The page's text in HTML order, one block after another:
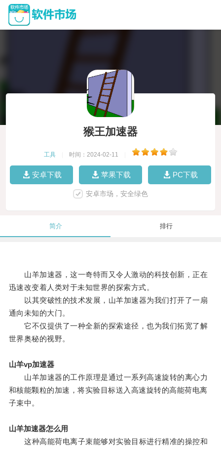
猴王加速器
工具 时间：2024-02-11
安卓下载 苹果下载 PC下载
安卓市场，安全绿色
简介 排行
山羊加速器，这一奇特而又令人激动的科技创新，正在
迅速改变着人类对于未知世界的探索方式。
以其突破性的技术发展，山羊加速器为我们打开了一扇
通向未知的大门。
它不仅提供了一种全新的探索途径，也为我们拓宽了解
世界奥秘的视野。
山羊vp加速器
山羊加速器的工作原理是通过一系列高速旋转的离心力
和核能颗粒的加速，将实验目标送入高速旋转的高能荷电离
子束中。
山羊加速器怎么用
这种高能荷电离子束能够对实验目标进行精准的操控和